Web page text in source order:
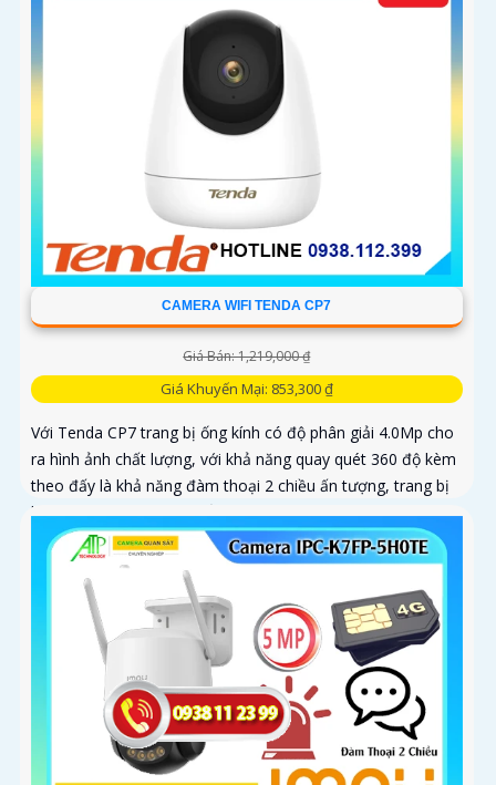
CAMERA WIFI TENDA CP7
Giá Bán: 1,219,000 ₫
Giá Khuyến Mại: 853,300 ₫
Với Tenda CP7 trang bị ống kính có độ phân giải 4.0Mp cho
ra hình ảnh chất lượng, với khả năng quay quét 360 độ kèm
theo đấy là khả năng đàm thoại 2 chiều ấn tượng, trang bị
khả năng phát hiện chuyển động và phát hiện âm thanh bất
thường